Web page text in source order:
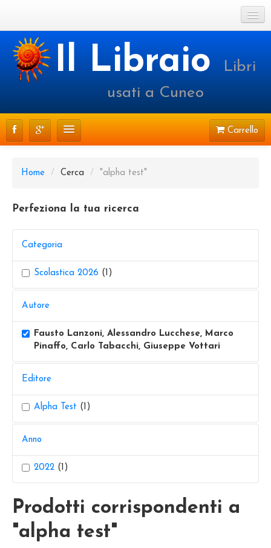
Cookie Policy
Login o registrati
Il LibraioLibri
usati a Cuneo
Carrello
SPEDIZIONI
CONTATTI
Home / Cerca / "alpha test"
Perfeziona la tua ricerca
Categoria
Scolastica 2026 (1)
Autore
Fausto Lanzoni, Alessandro Lucchese, Marco
Pinaffo, Carlo Tabacchi, Giuseppe Vottari
Editore
Alpha Test (1)
Anno
2022 (1)
Prodotti corrispondenti a
"alpha test"